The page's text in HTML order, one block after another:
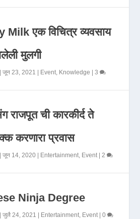
Milk एक विचित्र व्यवसाय
मुलगी
|जून 23, 2021 Event, Knowledge |3
राजपूत ची कारकीर्द ते
करणारा प्रवास
|जून 14, 2020 Entertainment, Event|2
Ninja Degree
|जुलै 24, 2021 Entertainment, Event|0